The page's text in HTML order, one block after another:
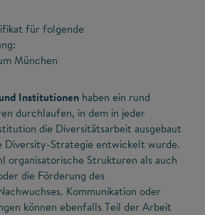
für folgende
München
Institutionen haben ein rund
durchlaufen, in dem in jeder
die Diversitätsarbeit ausgebaut
Diversity-Strategie entwickelt wurde.
organisatorische Strukturen als auch
die Förderung des
Kommunikation oder
können ebenfalls Teil der Arbeit